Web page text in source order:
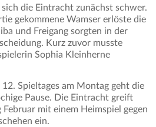
die Eintracht zunächst schwer.
gekommene Wamser erlöste die
und Freigang sorgten in der
Kurz zuvor musste
Sophia Kleinherne
12. Spieltages am Montag geht die
Pause. Die Eintracht greift
mit einem Heimspiel gegen
ein.